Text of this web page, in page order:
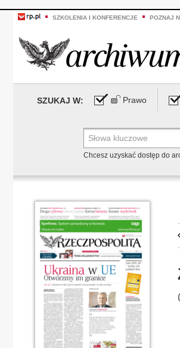
SZKOLENIA I KONFERENCJE POZNAJ
SZUKAJ W: Prawo
Chcesz uzyskać dostęp do